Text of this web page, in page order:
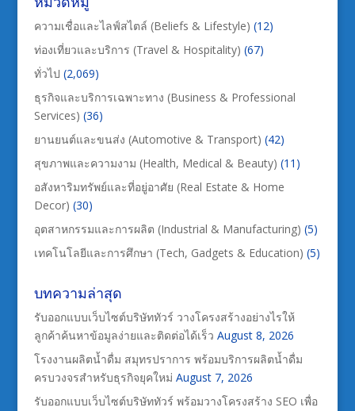
ความเชื่อและไลฟ์สไตล์ (Beliefs & Lifestyle) (12)
ท่องเที่ยวและบริการ (Travel & Hospitality) (67)
ทั่วไป (2,069)
ธุรกิจและบริการเฉพาะทาง (Business & Professional
Services) (36)
ยานยนต์และขนส่ง (Automotive & Transport) (42)
สุขภาพและความงาม (Health, Medical & Beauty) (11)
อสังหาริมทรัพย์และที่อยู่อาศัย (Real Estate & Home
Decor) (30)
อุตสาหกรรมและการผลิต (Industrial & Manufacturing) (5)
เทคโนโลยีและการศึกษา (Tech, Gadgets & Education) (5)
บทความล่าสุด
รับออกแบบเว็บไซต์บริษัททัวร์ วางโครงสร้างอย่างไรให้
ลูกค้าค้นหาข้อมูลง่ายและติดต่อได้เร็ว August 8, 2026
โรงงานผลิตน้ำดื่ม สมุทรปราการ พร้อมบริการผลิตน้ำดื่ม
ครบวงจรสำหรับธุรกิจยุคใหม่ August 7, 2026
รับออกแบบเว็บไซต์บริษัททัวร์ พร้อมวางโครงสร้าง SEO เพื่อ